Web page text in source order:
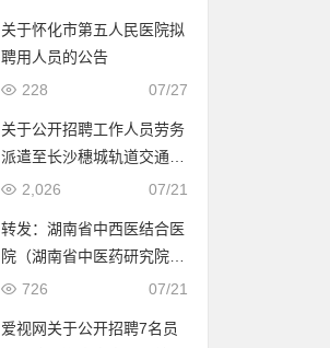
关于怀化市第五人民医院拟
聘用人员的公告
07/27
228
关于公开招聘工作人员劳务
派遣至长沙穗城轨道交通有
限公司入围体检人员名单的
07/21
2,026
转发：湖南省中西医结合医
院（湖南省中医药研究院附
属医院）2022年公开招聘
07/21
726
爱视网关于公开招聘7名员